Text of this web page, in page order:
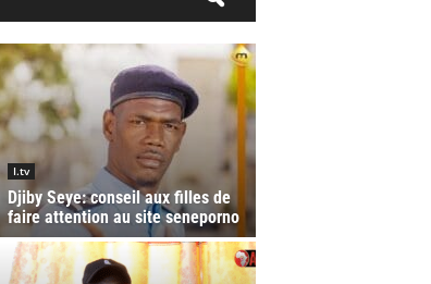
I.tv
Djiby Seye: conseil aux filles de
faire attention au site seneporno